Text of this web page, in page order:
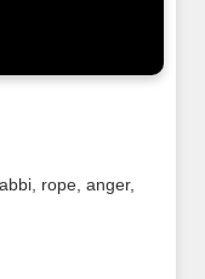
, rope, anger,